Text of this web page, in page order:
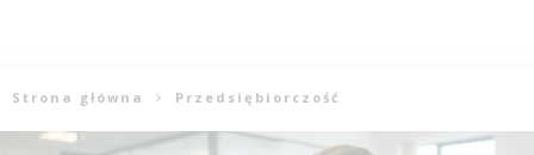
Strona główna Przedsiębiorczość